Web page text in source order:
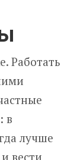
Работать
в
лучше
вести